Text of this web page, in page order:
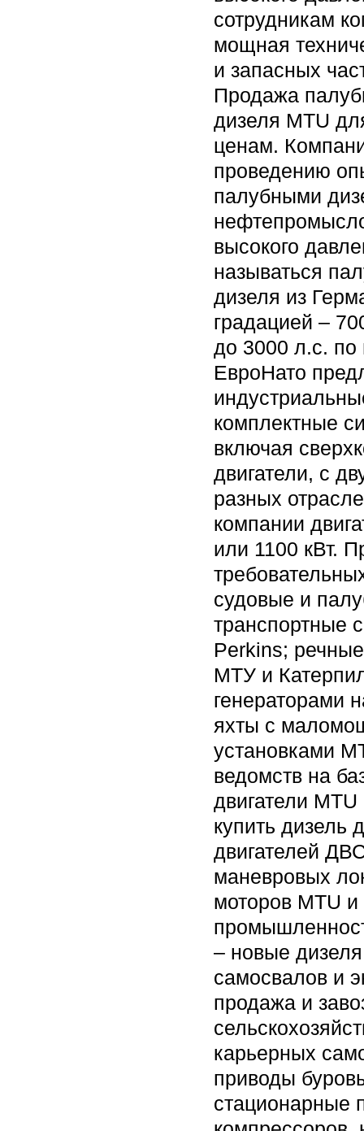
сотрудникам
мощная
и запасных
Продажа
дизеля MTU
ценам.
проведению
палубными
высокого
называться
дизеля из
градацией –
до 3000 л.с. по
ЕвроНато
комплектные
включая
двигатели, с
разных
компании
или 1100 кВт.
судовые и
транспортные
Perkins;
МТУ и
генераторами
яхты с
установками
ведомств на
двигатели
купить дизель
двигателей
маневровых
моторов MTU
– новые
самосвалов и
продажа и
карьерных
приводы
стационарные